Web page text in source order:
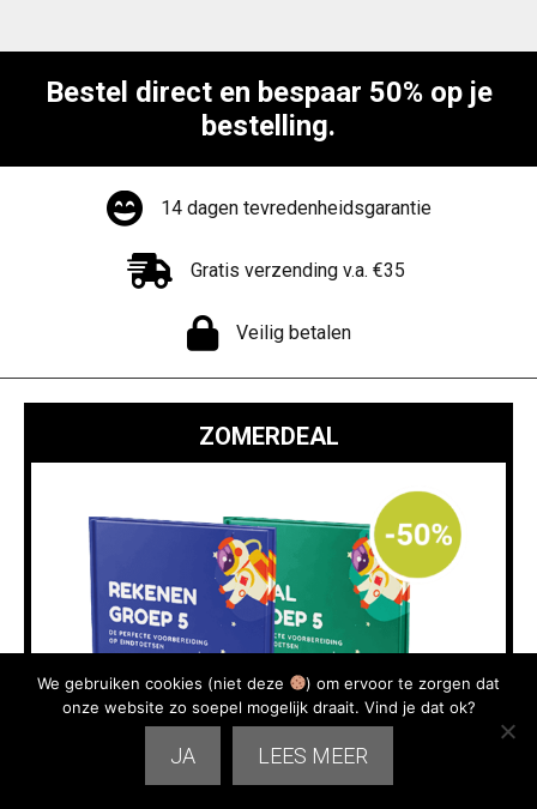
Bestel direct en bespaar 50% op je
bestelling.
14 dagen tevredenheidsgarantie
Gratis verzending v.a. €35
Veilig betalen
ZOMERDEAL
We gebruiken cookies (niet deze
) om ervoor te zorgen dat
onze website zo soepel mogelijk draait. Vind je dat ok?
JA LEES MEER